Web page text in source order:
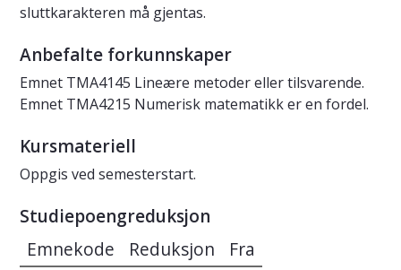
sluttkarakteren må gjentas.
Anbefalte forkunnskaper
Emnet TMA4145 Lineære metoder eller tilsvarende.
Emnet TMA4215 Numerisk matematikk er en fordel.
Kursmateriell
Oppgis ved semesterstart.
Studiepoengreduksjon
Emnekode Reduksjon Fra